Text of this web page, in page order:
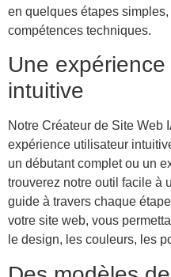
en quelques étapes
compétences techniques.
Une
intuitive
Notre Créateur de Site Web
expérience utilisateur
un débutant complet ou un
trouverez notre outil facile à
guide à travers chaque
votre site web, vous
le design, les couleurs, les